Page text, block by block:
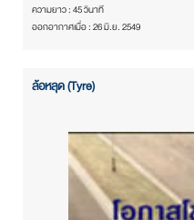
ความยาว : 45 วินาที
ออกอากาศเมื่อ : 26 มิ.ย. 2549
ล้อหลุด (Tyre)